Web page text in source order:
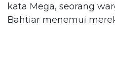
kata Mega, seorang
Bahtiar menemui